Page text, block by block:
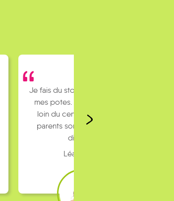
Je fais du stop pour rejoindre
mes potes. J’habite un peu
loin du centre ville et mes
parents sont pas toujours
dispo…
Léa 16 ans